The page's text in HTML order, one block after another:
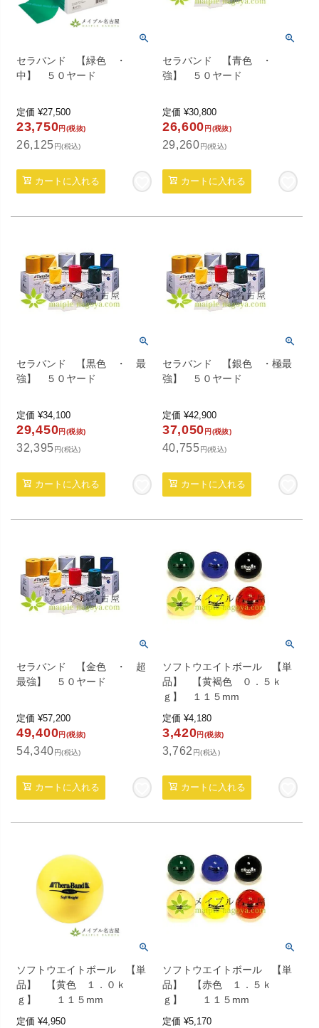
セラバンド 【緑色 ・
中】 ５０ヤード
定価 ¥27,500
23,750円(税抜)
26,125 円(税込)
カートに入れる
セラバンド 【青色 ・
強】 ５０ヤード
定価 ¥30,800
26,600 円(税抜)
29,260 円(税込)
カートに入れる
セラバンド 【黒色 ・ 最
強】 ５０ヤード
定価 ¥34,100
29,450円(税抜)
32,395 円(税込)
カートに入れる
セラバンド 【銀色 ・極最
強】 ５０ヤード
定価 ¥42,900
37,050 円(税抜)
40,755 円(税込)
カートに入れる
セラバンド 【金色 ・ 超
最強】 ５０ヤード
定価 ¥57,200
49,400円(税抜)
54,340 円(税込)
カートに入れる
ソフトウエイトボール 【単
品】 【黄褐色 ０．５ｋ
ｇ】 １１５mm
定価 ¥4,180
3,420円(税抜)
3,762 円(税込)
カートに入れる
ソフトウエイトボール 【単
品】 【黄色 １．０ｋ
ｇ】 １１５mm
定価 ¥4,950
ソフトウエイトボール 【単
品】 【赤色 １．５ｋ
ｇ】 １１５mm
定価 ¥5,170